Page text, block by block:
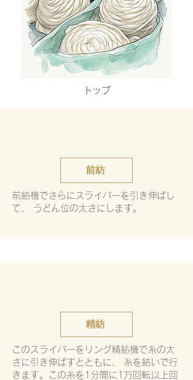
トップ
前紡
前紡機でさらにスライバーを引き伸ばし
て、 うどん位の太さにします。​​​​​
精紡
このスライバーをリング精紡機で糸の太
さに引き伸ばすとともに、 糸を紡いで行
きます。この糸を1分間に1万回転以上回